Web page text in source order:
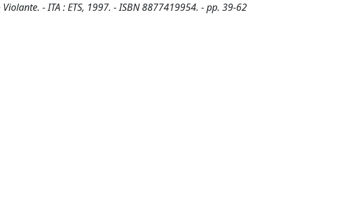
- ITA : ETS, 1997. - ISBN 8877419954. - pp. 39-62